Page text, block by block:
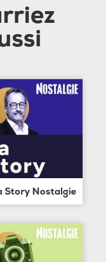
Story Nostalgie